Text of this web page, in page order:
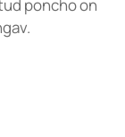
poncho on